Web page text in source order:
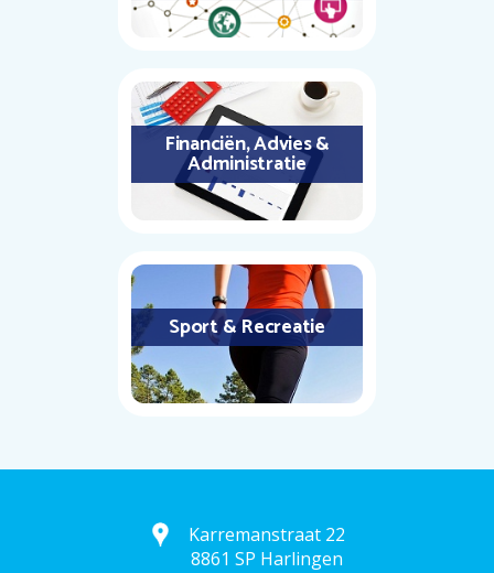
Financiën, Advies &
Administratie
Sport & Recreatie
Karremanstraat 22
8861 SP Harlingen